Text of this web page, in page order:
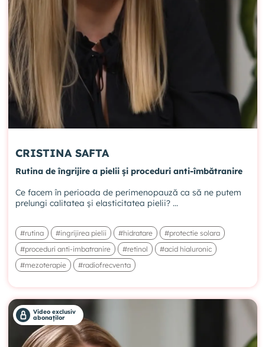
CRISTINA SAFTA
Rutina de îngrijire a pielii și proceduri anti-îmbătranire
Ce facem în perioada de perimenopauză ca să ne putem
prelungi calitatea și elasticitatea pielii? ...
#rutina #ingrijirea pielii #hidratare
#protectie solara
#proceduri anti-imbatranire
#retinol
#acid hialuronic
#mezoterapie
#radiofrecventa
Video exclusiv
abonaților